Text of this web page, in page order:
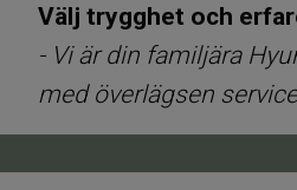
Välj trygghet och
- Vi är din familjära
med överlägsen